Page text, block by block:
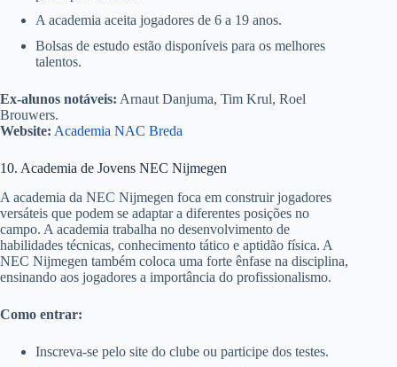
A academia aceita jogadores de 6 a 19 anos.
Bolsas de estudo estão disponíveis para os melhores
talentos.
Ex-alunos notáveis: Arnaut Danjuma, Tim Krul, Roel
Brouwers.
Website: Academia NAC Breda
10. Academia de Jovens NEC Nijmegen
A academia da NEC Nijmegen foca em construir jogadores
versáteis que podem se adaptar a diferentes posições no
campo. A academia trabalha no desenvolvimento de
habilidades técnicas, conhecimento tático e aptidão física. A
NEC Nijmegen também coloca uma forte ênfase na disciplina,
ensinando aos jogadores a importância do profissionalismo.
Como entrar:
Inscreva-se pelo site do clube ou participe dos testes.